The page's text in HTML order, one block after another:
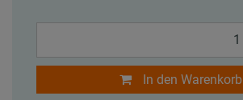
In den Warenkorb